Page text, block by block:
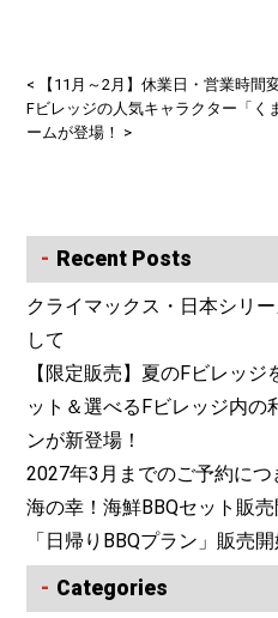
<
【11月～2月】休業日・営業時間
Fビレッジの人気キャラクター「く
ームが登場！ >
Recent Posts
クライマックス・日本シリ
して
【限定販売】夏のFビレッ
ット＆選べるFビレッジ内の
ンが新登場！
2027年3月までのご予約につ
海の幸！海鮮BBQセット販売
「日帰りBBQプラン」販売
Categories